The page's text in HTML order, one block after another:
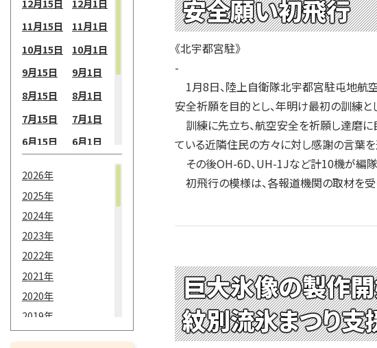
11月15日
11月1日
10月15日
10月1日
9月15日
9月1日
8月15日
8月1日
7月15日
7月1日
6月15日
6月1日
3月15日
2月15日
1月15日
2026年
2025年
2024年
2023年
2022年
2021年
2020年
2019年
2018年
安全願い初飛行
《北宇都宮駐》
-
1月8日、陸上自衛隊北宇都宮駐屯地航
安全祈願を目的とし、年明け最初の訓練と
訓練に先立ち、航空安全を祈願し達磨に
ている近隣住民の方々に対し感謝の言葉を
その後OH-6D、UH-1Jなど計10機が編隊
初飛行の模様は、各報道機関の取材を受
巨大氷像の製作
紋別流氷まつり支